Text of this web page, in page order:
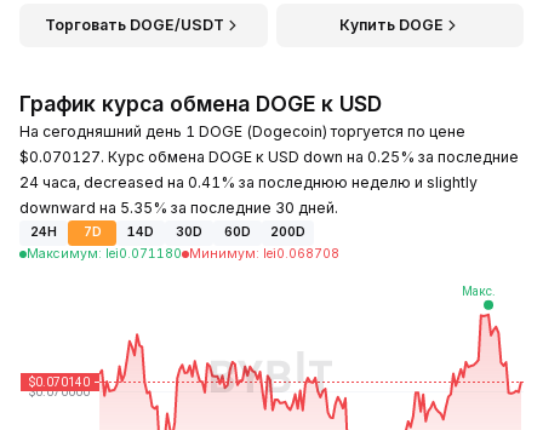
Торговать DOGE/USDT Купить DOGE
График курса обмена DOGE к USD
На сегодняшний день 1 DOGE (Dogecoin) торгуется по цене
$0.070127. Курс обмена DOGE к USD down на 0.25% за последние
24 часа, decreased на 0.41% за последнюю неделю и slightly
downward на 5.35% за последние 30 дней.
24H 7D 14D 30D 60D
200D
Максимум: lei0.071180 Минимум: lei0.068708